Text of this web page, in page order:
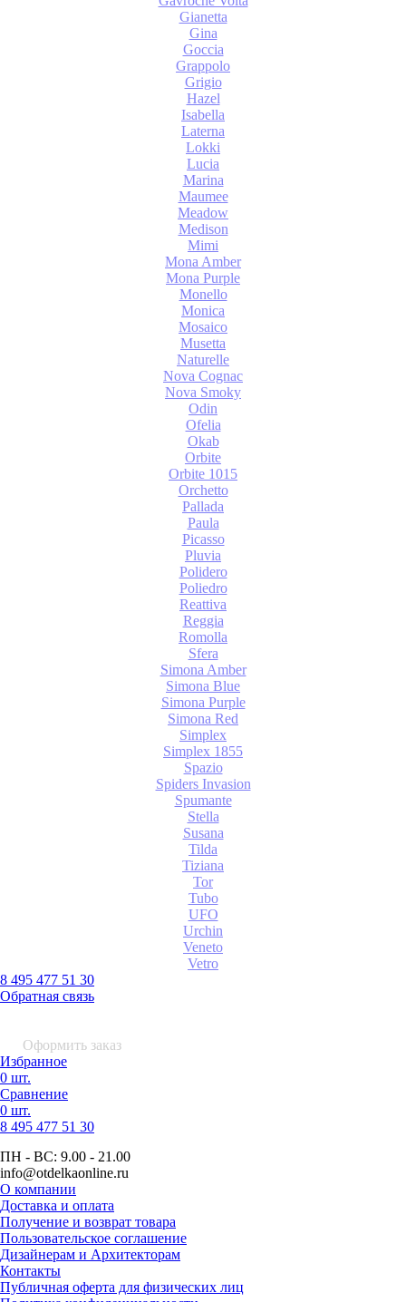
Gianetta
Gina
Goccia
Grappolo
Grigio
Hazel
Isabella
Laterna
Lokki
Lucia
Marina
Maumee
Meadow
Medison
Mimi
Mona Amber
Mona Purple
Monello
Monica
Mosaico
Musetta
Naturelle
Nova Cognac
Nova Smoky
Odin
Ofelia
Okab
Orbite
Orbite 1015
Orchetto
Pallada
Paula
Picasso
Pluvia
Polidero
Poliedro
Reattiva
Reggia
Romolla
Sfera
Simona Amber
Simona Blue
Simona Purple
Simona Red
Simplex
Simplex 1855
Spazio
Spiders Invasion
Spumante
Stella
Susana
Tilda
Tiziana
Tor
Tubo
UFO
Urchin
Veneto
Vetro
8 495 477 51 30
Обратная связь
Оформить заказ
Избранное
0 шт.
Сравнение
0 шт.
8 495 477 51 30
ПН - ВС: 9.00 - 21.00
info@otdelkaonline.ru
О компании
Доставка и оплата
Получение и возврат товара
Пользовательское соглашение
Дизайнерам и Архитекторам
Контакты
Публичная оферта для физических лиц